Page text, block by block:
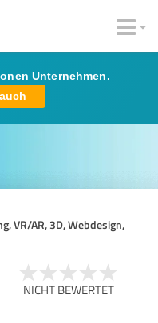
Unternehmen.
VR/AR, 3D, Webdesign,
NICHT BEWERTET